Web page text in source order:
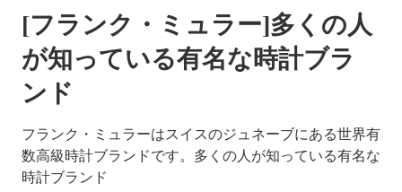
[フランク・ミュラー]多くの人
が知っている有名な時計ブラ
ンド
フランク・ミュラーはスイスのジュネーブにある世界有
数高級時計ブランドです。多くの人が知っている有名な
時計ブランド